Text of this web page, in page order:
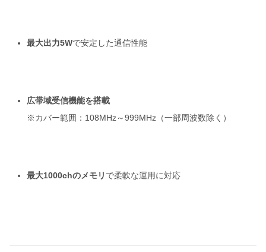
最大出力5Wで安定した通信性能
広帯域受信機能を搭載
※カバー範囲：108MHz～999MHz（一部周波数除く）
最大1000chのメモリ で柔軟な運用に対応